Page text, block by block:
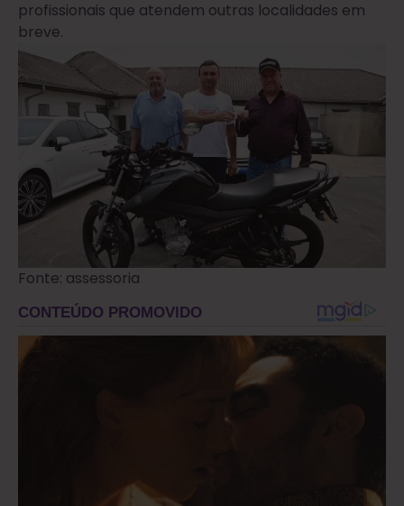
profissionais que atendem outras localidades em
breve.
Fonte: assessoria